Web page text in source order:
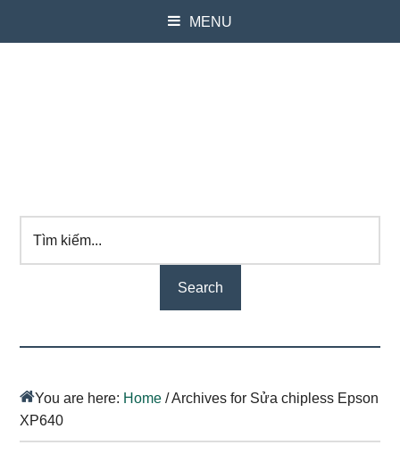
MENU
kiếm...
You are here: Home /Archives for Sửa chipless Epson
XP640